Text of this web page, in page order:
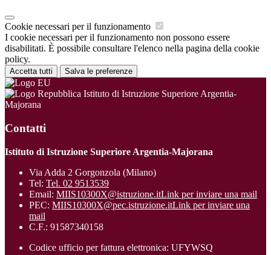
Cookie necessari per il funzionamento
I cookie necessari per il funzionamento non possono essere
disabilitati. È possibile consultare l'elenco nella pagina della cookie
policy.
Accetta tutti Salva le preferenze
Istituto di Istruzione Superiore Argentia-
Majorana
Contatti
Istituto di Istruzione Superiore Argentia-Majorana
Via Adda 2 Gorgonzola (Milano)
Tel: Tel. 02 9513539
Email: MIIS10300X@istruzione.itLink per inviare una mail
PEC: MIIS10300X@pec.istruzione.itLink per inviare una
mail
C.F.: 91587340158
Codice ufficio per fattura elettronica: UFYWSQ